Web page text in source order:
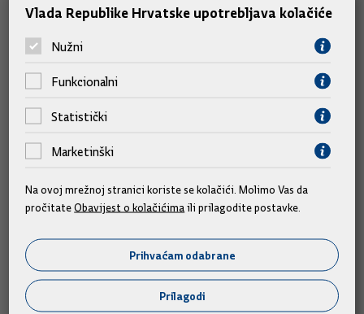
Milijana Brkića. Na koncu HDZ i danas otvoreno podupire sve
zahtjeve prosvjednika. Stoga, mislim da je sasvim jasno tko je
pravi organizator prosvjeda.
Savske? Neki prognoziraju da će to biti tek nakon
parlamentarnih izbora.
govore, tj. prijete: Dabogda ti majka crno nosila! Ili: Ubij ga! Ili:
preko 20. Nije mi jednostavno. Prije pet mjeseci smatrao sam
da smo iz iste priče. Nikad nijedan ministar nije toliko
branitelja primio na razgovor kao ja. I telefonom s njima
razgovaram. Oni mene nazovu - npr. iz Dubrovnika - i ja odmah
Vlada Republike Hrvatske upotrebljava kolačiće
Nužni
Funkcionalni
Statistički
Marketinški
Na ovoj mrežnoj stranici koriste se kolačići. Molimo Vas da
pročitateObavijest o kolačićimaili prilagodite postavke.
Prihvaćam odabrane
Prilagodi